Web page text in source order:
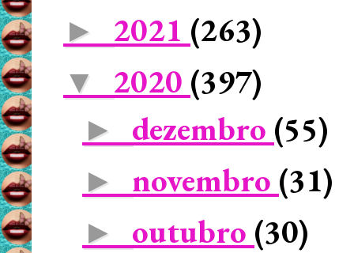
► 2021 (263)
▼ 2020 (397)
► dezembro (55)
► novembro (31)
► outubro (30)